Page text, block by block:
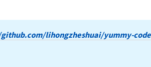
lihongzheshuai/yummy-code